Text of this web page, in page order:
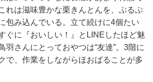
れは滋味豊かな栗きんとんを、ぷるぷ
包み込んでいる。立て続けに4個たい
ぐに『おいしい！』とLINEしたほど魅
羽さんにとっておやつは“友達”。3階に
で、作業をしながらほおばることが多